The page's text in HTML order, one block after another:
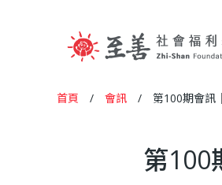
至
首頁 / 會訊 / 第100期會訊
第100